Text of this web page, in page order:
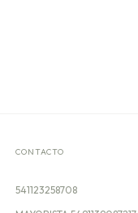
CONTACTO
541123258708